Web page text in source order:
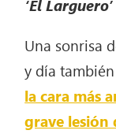
‘El
Una sonrisa
y día
la cara más
grave lesión